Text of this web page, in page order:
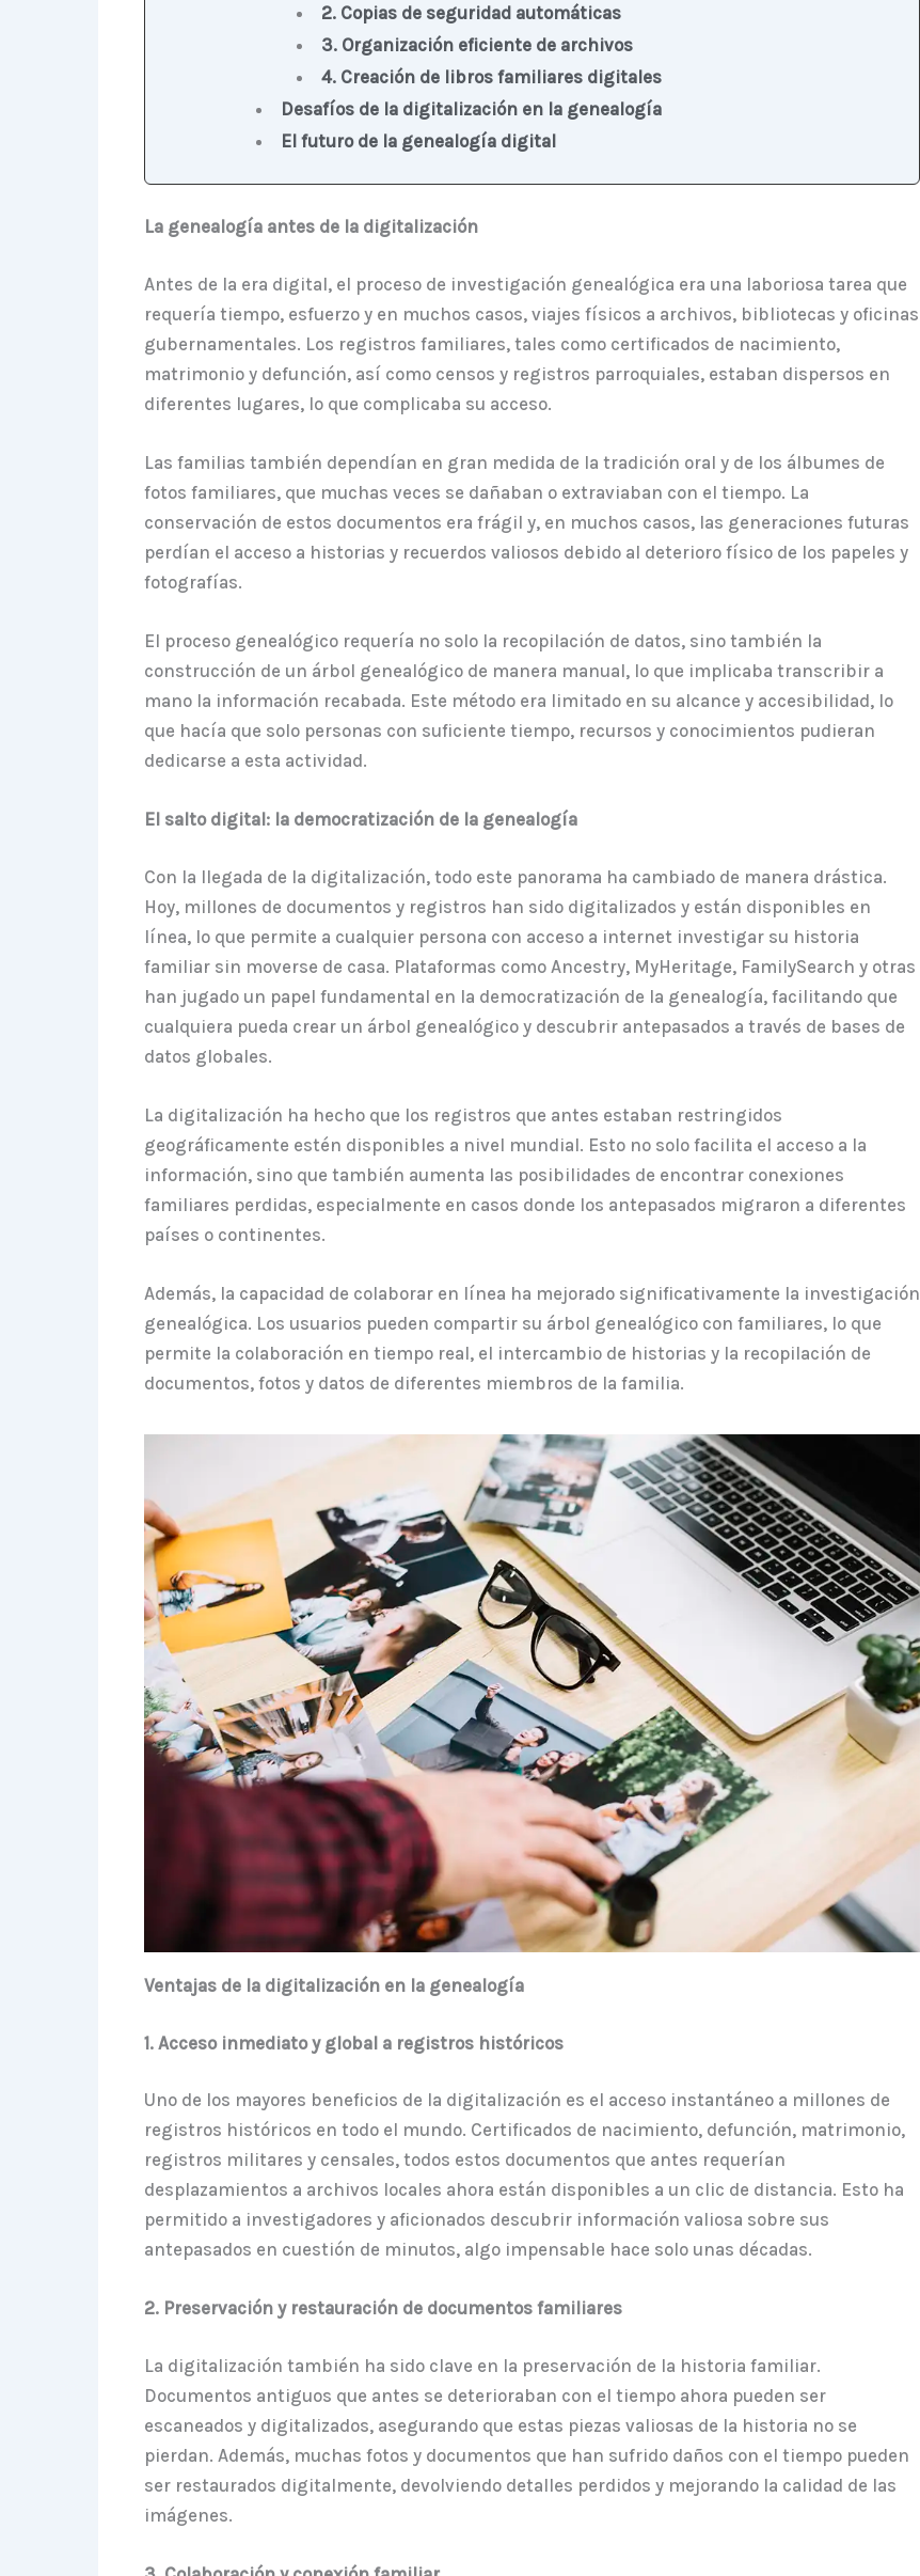
2. Copias de seguridad automáticas
3. Organización eficiente de archivos
4. Creación de libros familiares digitales
Desafíos de la digitalización en la genealogía
El futuro de la genealogía digital
La genealogía antes de la digitalización
Antes de la era digital, el proceso de investigación genealógica era una laboriosa tarea que
requería tiempo, esfuerzo y en muchos casos, viajes físicos a archivos, bibliotecas y oficinas
gubernamentales. Los registros familiares, tales como certificados de nacimiento,
matrimonio y defunción, así como censos y registros parroquiales, estaban dispersos en
diferentes lugares, lo que complicaba su acceso.
Las familias también dependían en gran medida de la tradición oral y de los álbumes de
fotos familiares, que muchas veces se dañaban o extraviaban con el tiempo. La
conservación de estos documentos era frágil y, en muchos casos, las generaciones futuras
perdían el acceso a historias y recuerdos valiosos debido al deterioro físico de los papeles y
fotografías.
El proceso genealógico requería no solo la recopilación de datos, sino también la
construcción de un árbol genealógico de manera manual, lo que implicaba transcribir a
mano la información recabada. Este método era limitado en su alcance y accesibilidad, lo
que hacía que solo personas con suficiente tiempo, recursos y conocimientos pudieran
dedicarse a esta actividad.
El salto digital: la democratización de la genealogía
Con la llegada de la digitalización, todo este panorama ha cambiado de manera drástica.
Hoy, millones de documentos y registros han sido digitalizados y están disponibles en
línea, lo que permite a cualquier persona con acceso a internet investigar su historia
familiar sin moverse de casa. Plataformas como Ancestry, MyHeritage, FamilySearch y otras
han jugado un papel fundamental en la democratización de la genealogía, facilitando que
cualquiera pueda crear un árbol genealógico y descubrir antepasados a través de bases de
datos globales.
La digitalización ha hecho que los registros que antes estaban restringidos
geográficamente estén disponibles a nivel mundial. Esto no solo facilita el acceso a la
información, sino que también aumenta las posibilidades de encontrar conexiones
familiares perdidas, especialmente en casos donde los antepasados migraron a diferentes
países o continentes.
Además, la capacidad de colaborar en línea ha mejorado significativamente la investigación
genealógica. Los usuarios pueden compartir su árbol genealógico con familiares, lo que
permite la colaboración en tiempo real, el intercambio de historias y la recopilación de
documentos, fotos y datos de diferentes miembros de la familia.
Ventajas de la digitalización en la genealogía
1. Acceso inmediato y global a registros históricos
Uno de los mayores beneficios de la digitalización es el acceso instantáneo a millones de
registros históricos en todo el mundo. Certificados de nacimiento, defunción, matrimonio,
registros militares y censales, todos estos documentos que antes requerían
desplazamientos a archivos locales ahora están disponibles a un clic de distancia. Esto ha
permitido a investigadores y aficionados descubrir información valiosa sobre sus
antepasados en cuestión de minutos, algo impensable hace solo unas décadas.
2. Preservación y restauración de documentos familiares
La digitalización también ha sido clave en la preservación de la historia familiar.
Documentos antiguos que antes se deterioraban con el tiempo ahora pueden ser
escaneados y digitalizados, asegurando que estas piezas valiosas de la historia no se
pierdan. Además, muchas fotos y documentos que han sufrido daños con el tiempo pueden
ser restaurados digitalmente, devolviendo detalles perdidos y mejorando la calidad de las
imágenes.